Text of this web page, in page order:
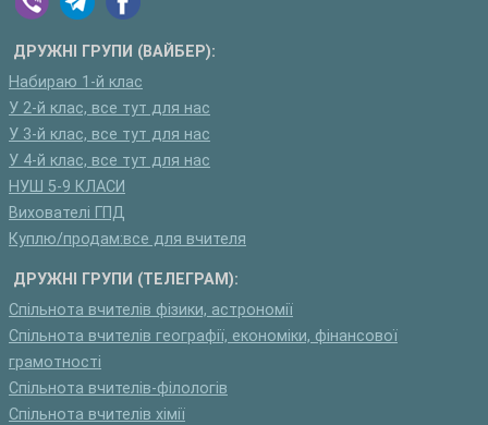
ДРУЖНІ ГРУПИ (ВАЙБЕР):
Набираю 1-й клас
У 2-й клас, все тут для нас
У 3-й клас, все тут для нас
У 4-й клас, все тут для нас
НУШ 5-9 КЛАСИ
Вихователі ГПД
Куплю/продам:все для вчителя
ДРУЖНІ ГРУПИ (ТЕЛЕГРАМ):
Спільнота вчителів фізики, астрономії
Спільнота вчителів географії, економіки, фінансової
грамотності
Спільнота вчителів-філологів
Спільнота вчителів хімії